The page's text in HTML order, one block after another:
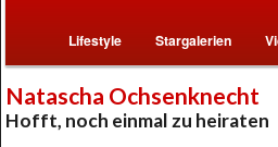
Lifestyle Stargalerien
Natascha Ochsenknecht
Hofft, noch einmal zu heiraten